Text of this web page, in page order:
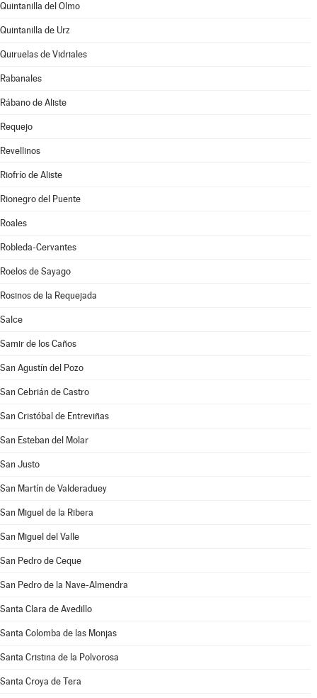
Quintanilla del Olmo
Quintanilla de Urz
Quiruelas de Vidriales
Rabanales
Rábano de Aliste
Requejo
Revellinos
Riofrío de Aliste
Rionegro del Puente
Roales
Robleda-Cervantes
Roelos de Sayago
Rosinos de la Requejada
Salce
Samir de los Caños
San Agustín del Pozo
San Cebrián de Castro
San Cristóbal de Entreviñas
San Esteban del Molar
San Justo
San Martín de Valderaduey
San Miguel de la Ribera
San Miguel del Valle
San Pedro de Ceque
San Pedro de la Nave-Almendra
Santa Clara de Avedillo
Santa Colomba de las Monjas
Santa Cristina de la Polvorosa
Santa Croya de Tera